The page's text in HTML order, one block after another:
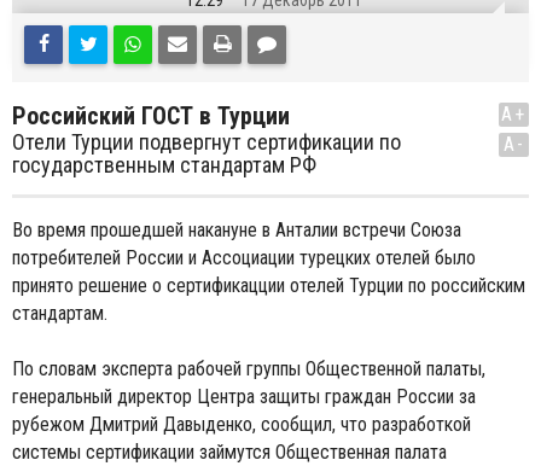
Российский ГОСТ в Турции
Отели Турции подвергнут сертификации по
государственным стандартам РФ
A+
A-
Во время прошедшей накануне в Анталии встречи Союза
потребителей России и Ассоциации турецких отелей было
принято решение о сертификацции отелей Турции по российским
стандартам.
По словам эксперта рабочей группы Общественной палаты,
генеральный директор Центра защиты граждан России за
рубежом Дмитрий Давыденко, сообщил, что разработкой
системы сертификации займутся Общественная палата